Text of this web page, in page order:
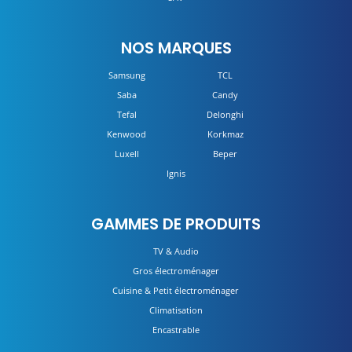
NOS MARQUES
Samsung
TCL
Saba
Candy
Tefal
Delonghi
Kenwood
Korkmaz
Luxell
Beper
Ignis
GAMMES DE PRODUITS
TV & Audio
Gros électroménager
Cuisine & Petit électroménager
Climatisation
Encastrable